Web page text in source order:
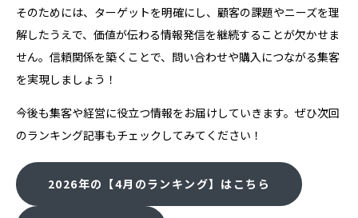
そのためには、ターゲットを明確にし、顧客の課題やニーズを理
解したうえで、価値が伝わる情報発信を継続することが欠かせま
せん。信頼関係を築くことで、問い合わせや購入につながる集客
を実現しましょう！
今後も集客や経営に役立つ情報をお届けしていきます。ぜひ次回
のランキング記事もチェックしてみてください！
2026年の【4月のランキング】はこちら